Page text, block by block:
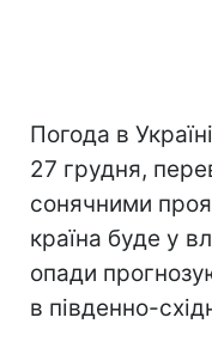
Погода в
27 грудня,
сонячними
країна буде у
опади
в південно-